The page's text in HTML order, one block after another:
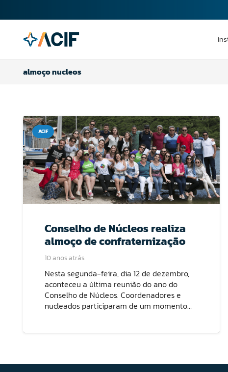
almoço nucleos
ACIF
Conselho de Núcleos realiza
almoço de confraternização
10 anos atrás
Nesta segunda-feira, dia 12 de dezembro,
aconteceu a última reunião do ano do
Conselho de Núcleos. Coordenadores e
nucleados participaram de um momento…